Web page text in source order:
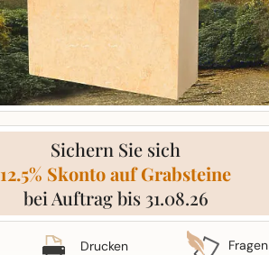
Sichern Sie sich
12.5% Skonto auf Grabsteine
bei Auftrag bis 31.08.26
Drucken Fragen